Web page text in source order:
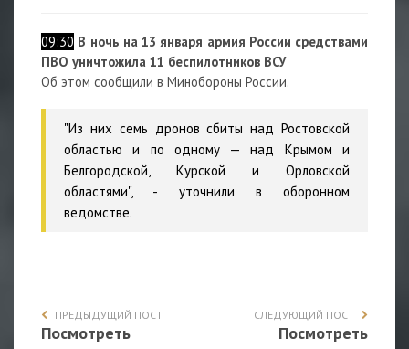
09:30 В ночь на 13 января армия России средствами
ПВО уничтожила 11 беспилотников ВСУ
Об этом сообщили в Минобороны России.
"Из них семь дронов сбиты над Ростовской
областью и по одному — над Крымом и
Белгородской, Курской и Орловской
областями", - уточнили в оборонном
ведомстве.
ПРЕДЫДУЩИЙ ПОСТ
Посмотреть
СЛЕДУЮЩИЙ ПОСТ
Посмотреть